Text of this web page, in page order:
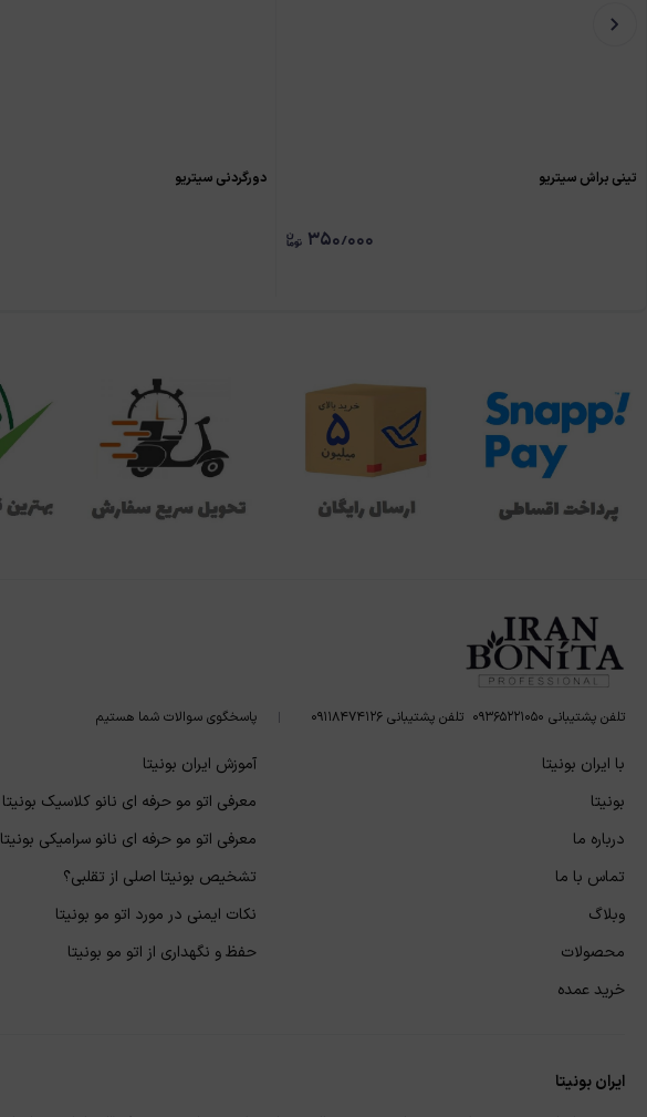
تینی براش سیتریو
۳۵۰٫۰۰۰
دورگردنی سیتریو
تلفن پشتیبانی ۰۹۳۶۵۲۲۱۰۵۰ تلفن پشتیبانی ۰۹۱۱۸۴۷۴۱۲۶ پاسخگوی سوالات شما هستیم
با ایران بونیتا
بونیتا
درباره ما
تماس با ما
وبلاگ
محصولات
خرید عمده
آموزش ایران بونیتا
معرفی اتو مو حرفه ای نانو کلاسیک بونیتا
معرفی اتو مو حرفه ای نانو سرامیکی بونیتا
تشخیص بونیتا اصلی از تقلبی؟
نکات ایمنی در مورد اتو مو بونیتا
حفظ و نگهداری از اتو مو بونیتا
ایران بونیتا